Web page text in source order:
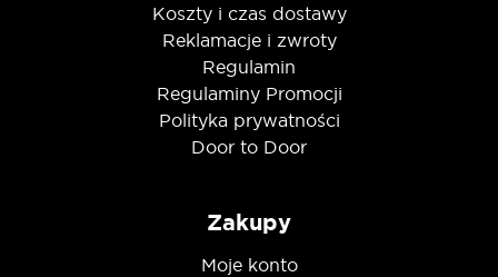
Koszty i czas dostawy
Reklamacje i zwroty
Regulamin
Regulaminy Promocji
Polityka prywatności
Door to Door
Zakupy
Moje konto